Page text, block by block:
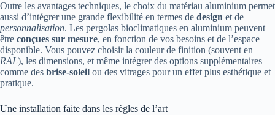
Outre les avantages techniques, le choix du matériau aluminium permet
aussi d’intégrer une grande flexibilité en termes de design et de
personnalisation. Les pergolas bioclimatiques en aluminium peuvent
être conçues sur mesure, en fonction de vos besoins et de l’espace
disponible. Vous pouvez choisir la couleur de finition (souvent en
RAL), les dimensions, et même intégrer des options supplémentaires
comme des brise-soleil ou des vitrages pour un effet plus esthétique et
pratique.
Une installation faite dans les règles de l’art